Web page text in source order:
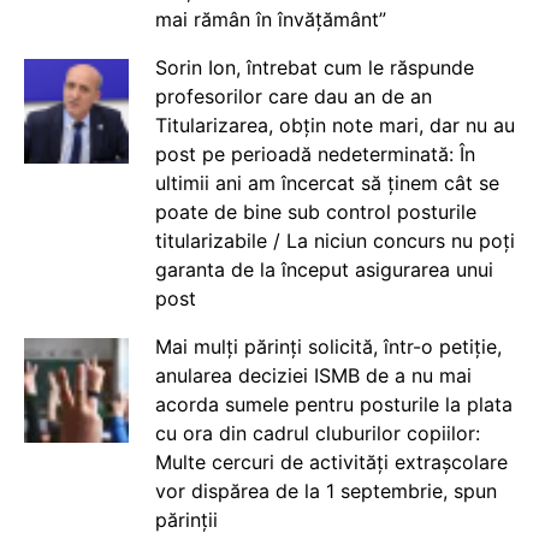
mai rămân în învățământ”
Sorin Ion, întrebat cum le răspunde
profesorilor care dau an de an
Titularizarea, obțin note mari, dar nu au
post pe perioadă nedeterminată: În
ultimii ani am încercat să ținem cât se
poate de bine sub control posturile
titularizabile / La niciun concurs nu poți
garanta de la început asigurarea unui
post
Mai mulți părinți solicită, într-o petiție,
anularea deciziei ISMB de a nu mai
acorda sumele pentru posturile la plata
cu ora din cadrul cluburilor copiilor:
Multe cercuri de activități extrașcolare
vor dispărea de la 1 septembrie, spun
părinții